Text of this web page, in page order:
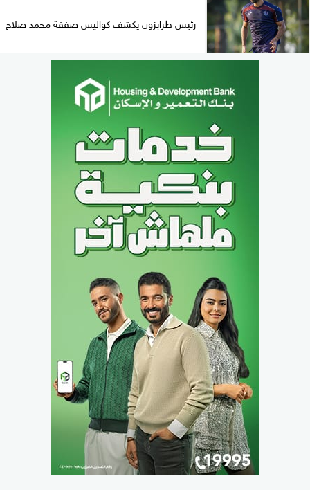
رئيس طرابزون يكشف كواليس صفقة محمد صلاح